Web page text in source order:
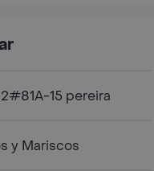
15 pereira
y Mariscos